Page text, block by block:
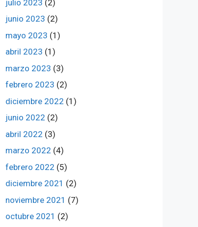
julio 2023 (2)
junio 2023 (2)
mayo 2023 (1)
abril 2023 (1)
marzo 2023 (3)
febrero 2023 (2)
diciembre 2022 (1)
junio 2022 (2)
abril 2022 (3)
marzo 2022 (4)
febrero 2022 (5)
diciembre 2021 (2)
noviembre 2021 (7)
octubre 2021 (2)